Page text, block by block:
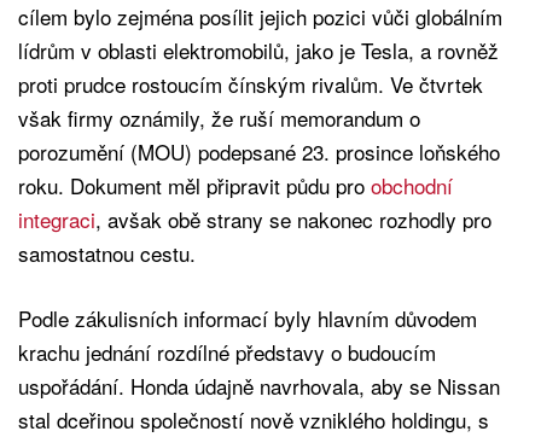
cílem bylo zejména posílit jejich pozici vůči globálním
lídrům v oblasti elektromobilů, jako je Tesla, a rovněž
proti prudce rostoucím čínským rivalům. Ve čtvrtek
však firmy oznámily, že ruší memorandum o
porozumění (MOU) podepsané 23. prosince loňského
roku. Dokument měl připravit půdu pro obchodní
integraci, avšak obě strany se nakonec rozhodly pro
samostatnou cestu.
Podle zákulisních informací byly hlavním důvodem
krachu jednání rozdílné představy o budoucím
uspořádání. Honda údajně navrhovala, aby se Nissan
stal dceřinou společností nově vzniklého holdingu, s